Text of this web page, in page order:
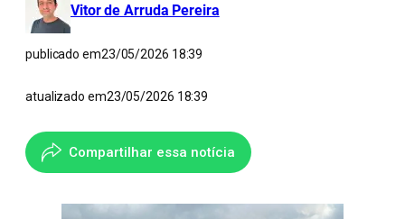
Vitor de Arruda Pereira
publicado em23/05/2026 18:39
atualizado em23/05/2026 18:39
Compartilhar essa notícia